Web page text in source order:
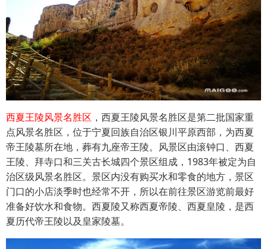
西夏王陵风景名胜区 ，西夏王陵风景名胜区是第二批国家重
点风景名胜区，位于宁夏回族自治区银川平原西部，为西夏
帝王陵墓所在地，葬有九座帝王陵。风景区由滚钟口、西夏
王陵、拜寺口和三关古长城四个景区组成，1983年被定为自
治区级风景名胜区。景区内没有购买水和零食的地方，景区
门口的小店淡季时也经常不开，所以在前往景区游览前最好
准备好饮水和食物。西夏陵又称西夏帝陵、西夏皇陵，是西
夏历代帝王陵以及皇家陵墓。